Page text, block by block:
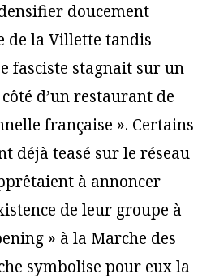
doucement
de la Villette tandis
fasciste stagnait sur un
d’un restaurant de
française ». Certains
déjà teasé sur le réseau
à annoncer
de leur groupe à
» à la Marche des
symbolise pour eux la